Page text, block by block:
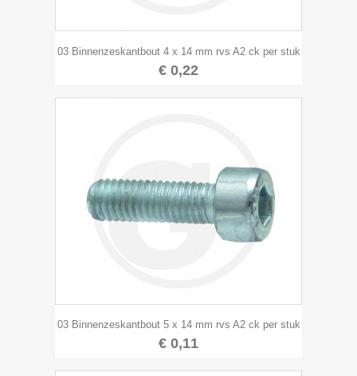
03 Binnenzeskantbout 4 x 14 mm rvs A2 ck per stuk
€ 0,22
03 Binnenzeskantbout 5 x 14 mm rvs A2 ck per stuk
€ 0,11